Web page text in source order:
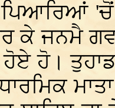
ਪਿਆਰਿਆਂ
ਕੇ ਜਨਮੈ
ਹੋ।